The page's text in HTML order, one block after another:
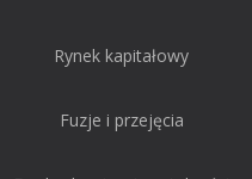
Rynek kapitałowy
Fuzje i przejęcia